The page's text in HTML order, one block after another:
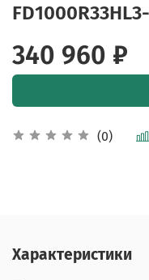
(0)
340 960 ₽
Характеристики